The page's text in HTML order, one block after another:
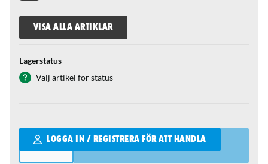
VISA ALLA ARTIKLAR
Lagerstatus
Välj artikel för status
LOGGA IN / REGISTRERA FÖR ATT HANDLA
Qantity